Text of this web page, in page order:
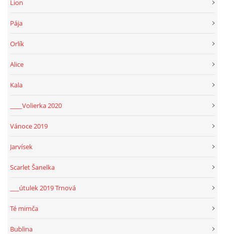
Lion
Pája
Orlík
Alice
Kala
____Volierka 2020
Vánoce 2019
Jarvísek
Scarlet Šanelka
___útulek 2019 Trnová
Té mimča
Bublina